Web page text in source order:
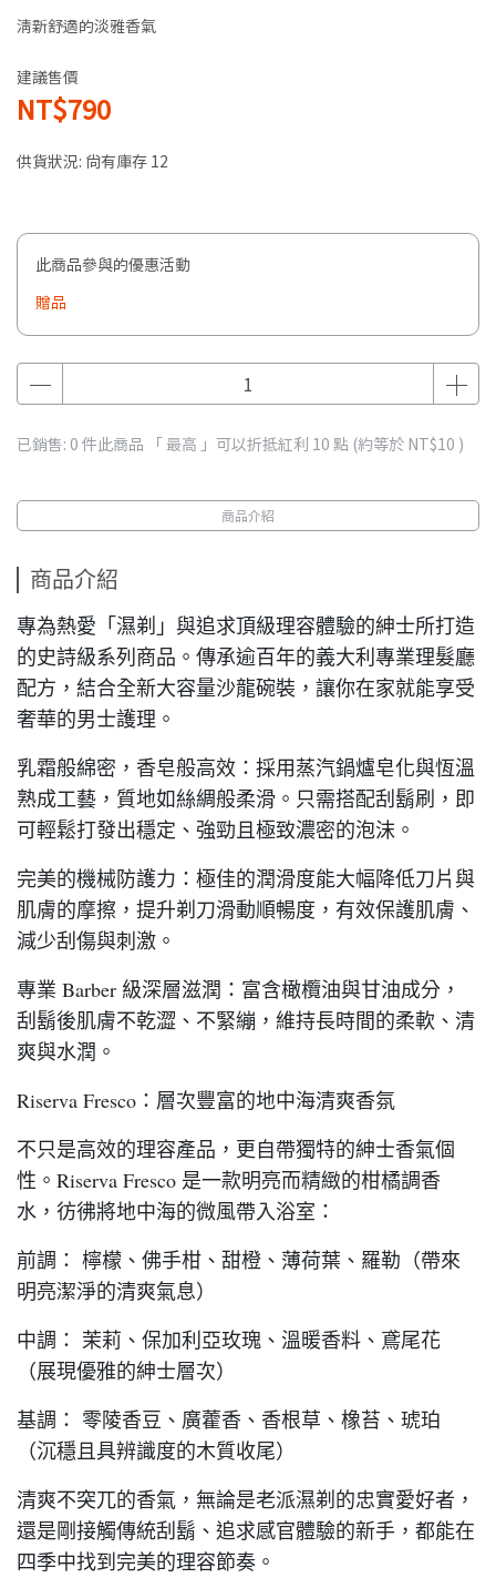
清新舒適的淡雅香氣
建議售價
NT$790
供貨狀況: 尚有庫存 12
此商品參與的優惠活動
贈品
已銷售: 0 件此商品 「 最高 」可以折抵紅利 10 點 (約等於 NT$10 )
商品介紹
商品介紹
專為熱愛「濕剃」與追求頂級理容體驗的紳士所打造
的史詩級系列商品。傳承逾百年的義大利專業理髮廳
配方，結合全新大容量沙龍碗裝，讓你在家就能享受
奢華的男士護理。
乳霜般綿密，香皂般高效：採用蒸汽鍋爐皂化與恆溫
熟成工藝，質地如絲綢般柔滑。只需搭配刮鬍刷，即
可輕鬆打發出穩定、強勁且極致濃密的泡沫。
完美的機械防護力：極佳的潤滑度能大幅降低刀片與
肌膚的摩擦，提升剃刀滑動順暢度，有效保護肌膚、
減少刮傷與刺激。
專業 Barber 級深層滋潤：富含橄欖油與甘油成分，
刮鬍後肌膚不乾澀、不緊繃，維持長時間的柔軟、清
爽與水潤。
Riserva Fresco：層次豐富的地中海清爽香氛
不只是高效的理容產品，更自帶獨特的紳士香氣個
性。Riserva Fresco 是一款明亮而精緻的柑橘調香
水，彷彿將地中海的微風帶入浴室：
前調： 檸檬、佛手柑、甜橙、薄荷葉、羅勒（帶來
明亮潔淨的清爽氣息）
中調： 茉莉、保加利亞玫瑰、溫暖香料、鳶尾花
（展現優雅的紳士層次）
基調： 零陵香豆、廣藿香、香根草、橡苔、琥珀
（沉穩且具辨識度的木質收尾）
清爽不突兀的香氣，無論是老派濕剃的忠實愛好者，
還是剛接觸傳統刮鬍、追求感官體驗的新手，都能在
四季中找到完美的理容節奏。